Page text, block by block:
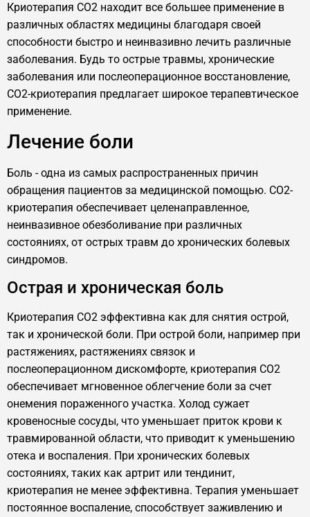
Криотерапия CO2 находит все большее применение в
различных областях медицины благодаря своей
способности быстро и неинвазивно лечить различные
заболевания. Будь то острые травмы, хронические
заболевания или послеоперационное восстановление,
CO2-криотерапия предлагает широкое терапевтическое
применение.
Лечение боли
Боль - одна из самых распространенных причин
обращения пациентов за медицинской помощью. CO2-
криотерапия обеспечивает целенаправленное,
неинвазивное обезболивание при различных
состояниях, от острых травм до хронических болевых
синдромов.
Острая и хроническая боль
Криотерапия CO2 эффективна как для снятия острой,
так и хронической боли. При острой боли, например при
растяжениях, растяжениях связок и
послеоперационном дискомфорте, криотерапия CO2
обеспечивает мгновенное облегчение боли за счет
онемения пораженного участка. Холод сужает
кровеносные сосуды, что уменьшает приток крови к
травмированной области, что приводит к уменьшению
отека и воспаления. При хронических болевых
состояниях, таких как артрит или тендинит,
криотерапия не менее эффективна. Терапия уменьшает
постоянное воспаление, способствует заживлению и